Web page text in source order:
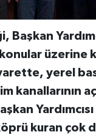
üzerine
yerel
kuran çok